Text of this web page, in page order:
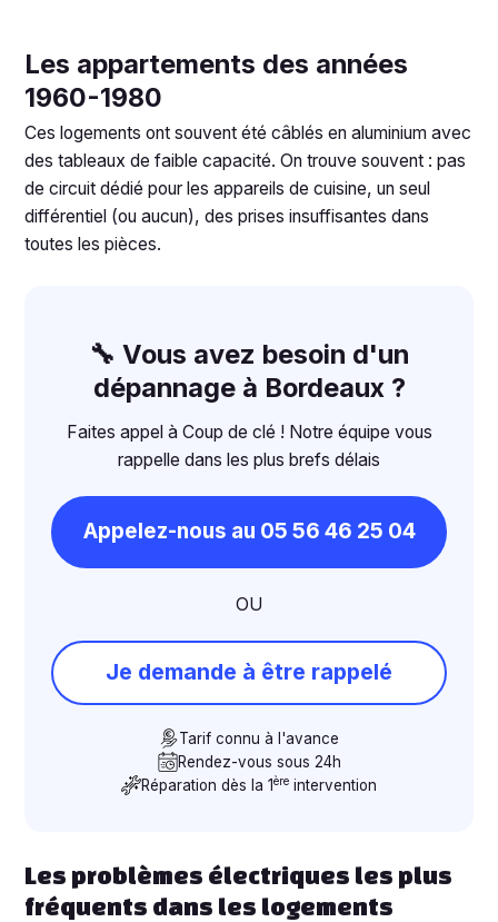
Les appartements des années
1960-1980
Ces logements ont souvent été câblés en aluminium avec
des tableaux de faible capacité. On trouve souvent : pas
de circuit dédié pour les appareils de cuisine, un seul
différentiel (ou aucun), des prises insuffisantes dans
toutes les pièces.
🔧 Vous avez besoin d'un
dépannage à Bordeaux ?
Faites appel à Coup de clé ! Notre équipe vous
rappelle dans les plus brefs délais
Appelez-nous au 05 56 46 25 04
OU
Je demande à être rappelé
Tarif connu à l'avance
Rendez-vous sous 24h
Réparation dès la 1ère intervention
Les problèmes électriques les plus
fréquents dans les logements